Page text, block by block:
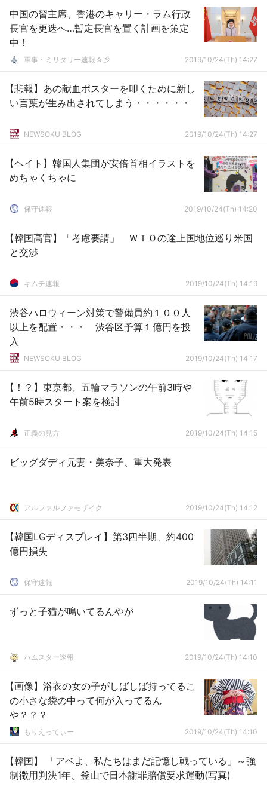
中国の習主席、香港のキャリー・ラム行政
長官を更迭へ…暫定長官を置く計画を策定
中！
軍事・ミリタリー速報☆彡 2019/10/24(Th) 14:27
【悲報】あの献血ポスターを叩くために新し
い言葉が生み出されてしまう・・・・・・
NEWSOKU BLOG 2019/10/24(Th) 14:27
【ヘイト】韓国人集団が安倍首相イラストを
めちゃくちゃに
保守速報 2019/10/24(Th) 14:20
【韓国高官】「考慮要請」 ＷＴＯの途上国地位巡り米国
と交渉
キムチ速報 2019/10/24(Th) 14:19
渋谷ハロウィーン対策で警備員約１００人
以上を配置・・・ 渋谷区予算１億円を投
入
NEWSOKU BLOG 2019/10/24(Th) 14:17
【！？】東京都、五輪マラソンの午前3時や
午前5時スタート案を検討
正義の見方 2019/10/24(Th) 14:15
ビッグダディ元妻・美奈子、重大発表
アルファルファモザイク 2019/10/24(Th) 14:12
【韓国LGディスプレイ】第3四半期、約400
億円損失
保守速報 2019/10/24(Th) 14:11
ずっと子猫が鳴いてるんやが
ハムスター速報 2019/10/24(Th) 14:10
【画像】浴衣の女の子がしばしば持ってるこ
の小さな袋の中って何が入ってるん
や？？？
もりえってぃー 2019/10/24(Th) 14:10
【韓国】 「アベよ、私たちはまだ記憶し戦っている」～強
制徴用判決1年、釜山で日本謝罪賠償要求運動(写真)